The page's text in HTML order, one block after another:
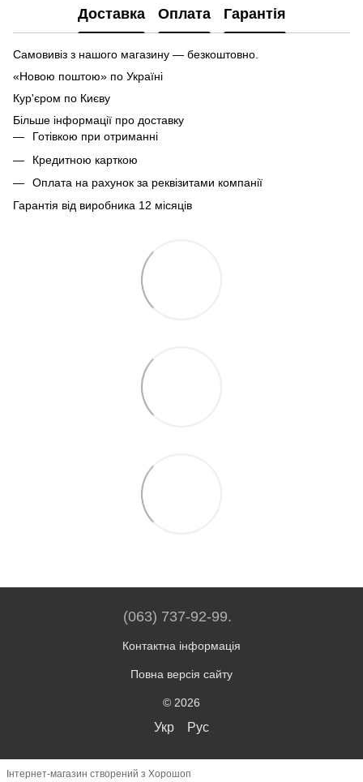
Доставка Оплата Гарантія
Самовивіз з нашого магазину — безкоштовно.
«Новою поштою» по Україні
Кур'єром по Києву
Більше інформації про доставку
Готівкою при отриманні
Кредитною карткою
Оплата на рахунок за реквізитами компанії
Гарантія від виробника 12 місяців
(063) 737-92-99.
Контактна інформація
Повна версія сайту
© 2026
Укр Рус
Інтернет-магазин створений з Хорошоп